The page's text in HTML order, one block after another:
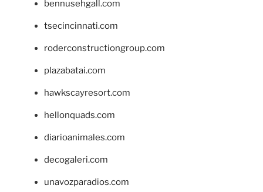
bennusehgall.com
tsecincinnati.com
roderconstructiongroup.com
plazabatai.com
hawkscayresort.com
hellonquads.com
diarioanimales.com
decogaleri.com
unavozparadios.com